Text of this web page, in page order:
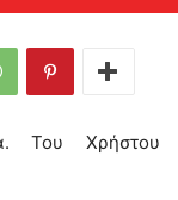
Του Χρήστου